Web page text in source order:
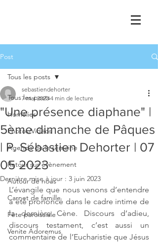
Post
Tous les posts
Homélies
Photos/Vidéos
Agenda de la semaine
Retour sur évènement
Autour de nous
Carnet de famille
Fête paroissiale
Venite Adoremus
Tous les posts
"Une présence diaphane" |
5ème dimanche de Pâques
| P. Sébastien Dehorter | 07
05 2023
sebastiendehorter
7 mai 2023 4 min de lecture
Dernière mise à jour : 3 juin 2023
L’évangile que nous venons d’entendre
a été prononcé dans le cadre intime de
la dernière Cène. Discours d’adieu,
discours testament, c’est aussi un
commentaire de l’Eucharistie que Jésus